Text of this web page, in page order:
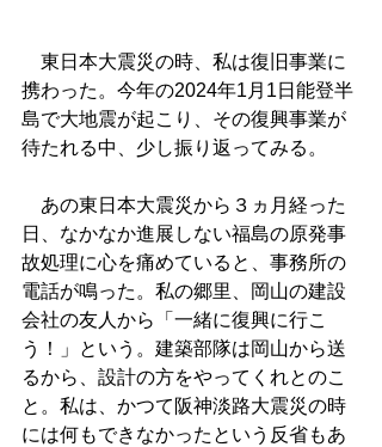
東日本大震災の時、私は復旧事業に
携わった。今年の2024年1月1日能登半
島で大地震が起こり、その復興事業が
待たれる中、少し振り返ってみる。
あの東日本大震災から３ヵ月経った
日、なかなか進展しない福島の原発事
故処理に心を痛めていると、事務所の
電話が鳴った。私の郷里、岡山の建設
会社の友人から「一緒に復興に行こ
う！」という。建築部隊は岡山から送
るから、設計の方をやってくれとのこ
と。私は、かつて阪神淡路大震災の時
には何もできなかったという反省もあ